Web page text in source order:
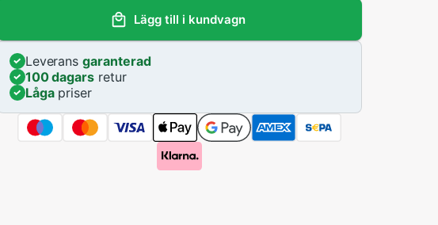
Lägg till i kundvagn
Leveransgaranterad
100 dagars retur
Lågapriser